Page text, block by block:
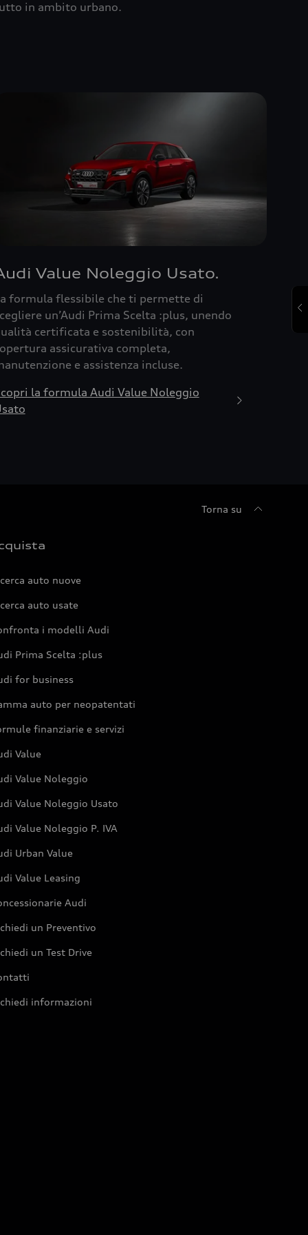
in ambito urbano.
Value Noleggio Usato.
formula flessibile che ti permette di
un’Audi Prima Scelta :plus, unendo
certificata e sostenibilità, con
assicurativa completa,
e assistenza incluse.
la formula Audi Value Noleggio
Torna su
auto nuove
auto usate
i modelli Audi
Prima Scelta :plus
for business
auto per neopatentati
finanziarie e servizi
Value
Value Noleggio
Value Noleggio Usato
Value Noleggio P. IVA
Urban Value
Value Leasing
Audi
un Preventivo
un Test Drive
informazioni